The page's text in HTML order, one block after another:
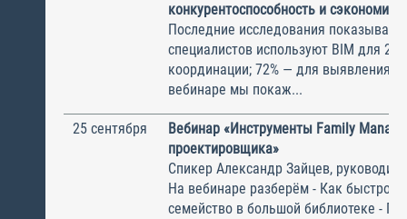
конкурентоспособность и
Последние исследования
специалистов используют BIM для 2D/
координации; 72% — для выявления
вебинаре мы покаж...
25 сентября
Вебинар «‎Инструменты Family
проектировщика»
Спикер Александр Зайцев,
На вебинаре разберём - Как быстро
семейство в большой библиотеке -